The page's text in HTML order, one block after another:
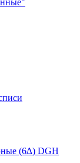
(6∆) DGH